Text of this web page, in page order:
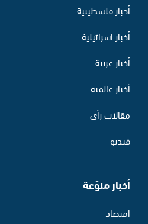
أخبار فلسطينية
أخبار اسرائيلية
أخبار عربية
أخبار عالمية
مقالات رأي
فيديو
أخبار منوّعة
اقتصاد